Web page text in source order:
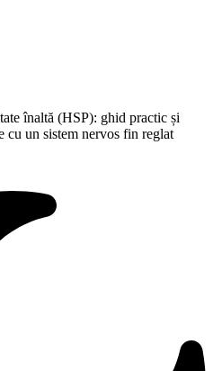
înaltă (HSP): ghid practic și
cu un sistem nervos fin reglat